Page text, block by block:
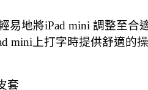
易地將iPad mini 調整至合
mini上打字時提供舒適的
套